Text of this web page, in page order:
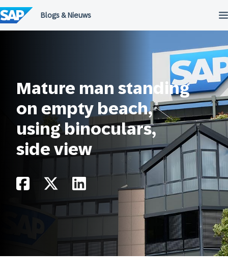
naar
de
inhoud
Mature man standing
on empty beach,
using binoculars,
side view